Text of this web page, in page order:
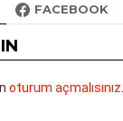
FACEBOOK
oturum açmalısınız